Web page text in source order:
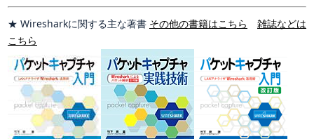
★ Wiresharkに関する主な著書 その他の書籍はこちら
雑誌などは
こちら